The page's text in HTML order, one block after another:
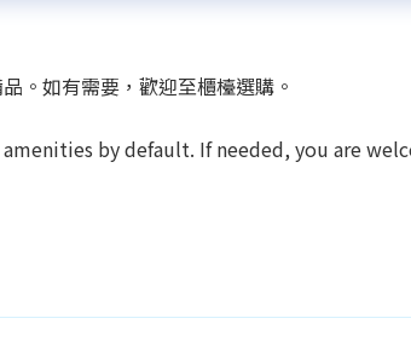
。如有需要，歡迎至櫃檯選購。
by default. If needed, you are